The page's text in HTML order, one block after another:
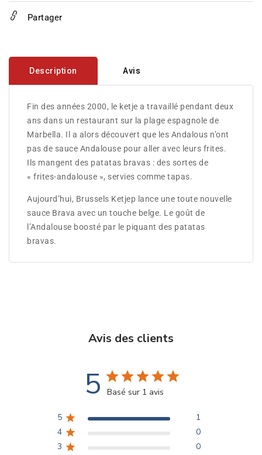
Partager
Description Avis
Fin des années 2000, le ketje a travaillé pendant deux
ans dans un restaurant sur la plage espagnole de
Marbella. Il a alors découvert que les Andalous n’ont
pas de sauce Andalouse pour aller avec leurs frites.
Ils mangent des patatas bravas : des sortes de
« frites-andalouse », servies comme tapas.
Aujourd’hui, Brussels Ketjep lance une toute nouvelle
sauce Brava avec un touche belge. Le goût de
l’Andalouse boosté par le piquant des patatas
bravas.
Avis des clients
5 Basé sur 1 avis
5
1
4
0
3
0